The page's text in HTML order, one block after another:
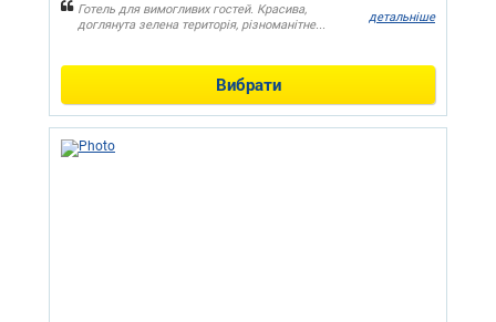
Готель для вимогливих гостей. Красива,
доглянута зелена територія, різноманітне...
детальніше
Вибрати